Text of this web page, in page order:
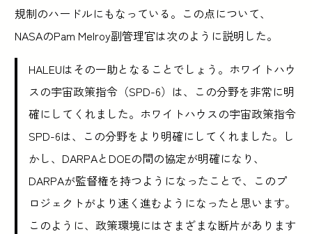
規制のハードルにもなっている。この点について、
NASAのPam Melroy副管理官は次のように説明した。
HALEUはその一助となることでしょう。ホワイトハウ
スの宇宙政策指令（SPD-6）は、この分野を非常に明
確にしてくれました。ホワイトハウスの宇宙政策指令
SPD-6は、この分野をより明確にしてくれました。し
かし、DARPAとDOEの間の協定が明確になり、
DARPAが監督権を持つようになったことで、このプ
ロジェクトがより速く進むようになったと思います。
このように、政策環境にはさまざまな断片があります